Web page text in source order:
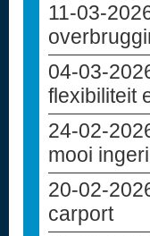
11-03-
04-03-
flexibiliteit
24-02-
mooi
20-02-
carport